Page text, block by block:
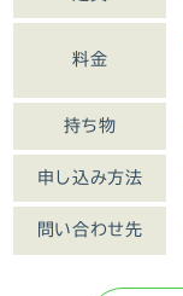
料金
持ち物
申し込み方法
問い合わせ先